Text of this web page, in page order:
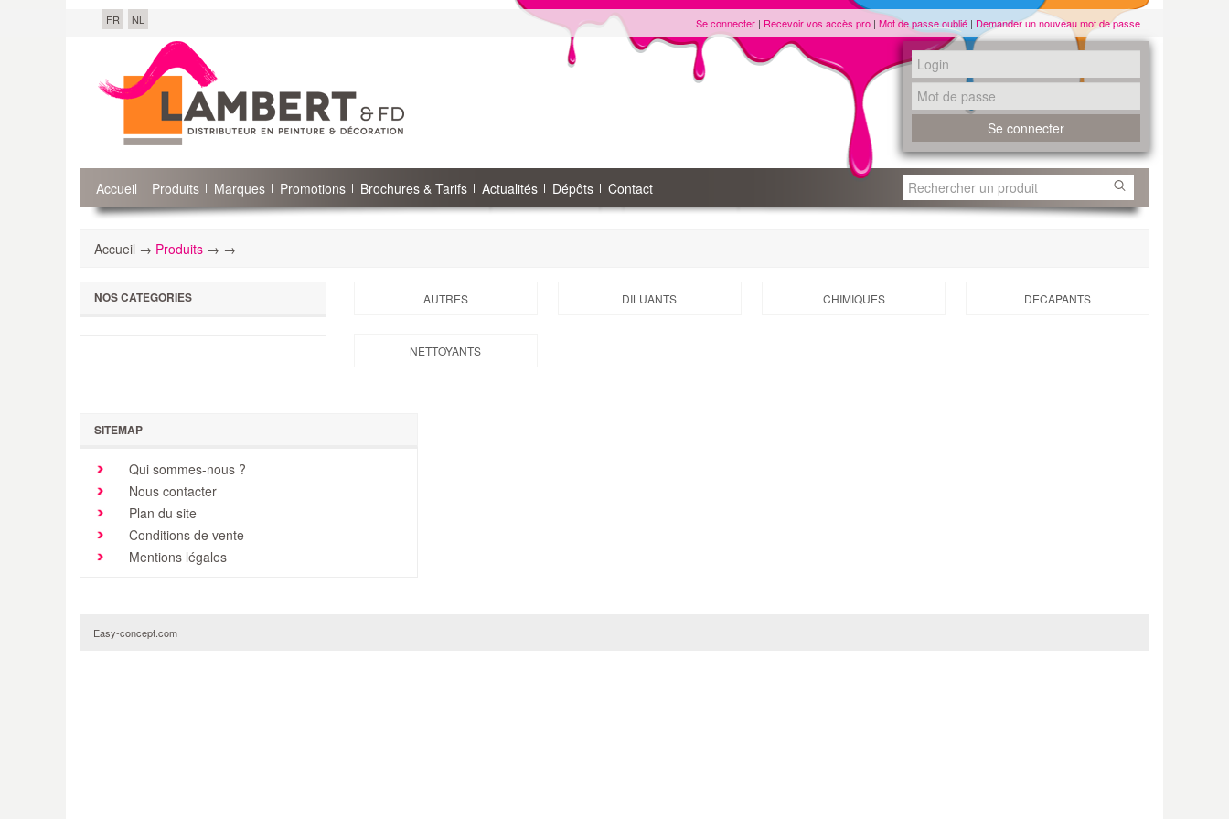
FR NL Se connecter | Recevoir vos accès pro | Mot de passe oublié | Demander un nouveau mot de passe
Accueil Produits Marques Promotions Brochures & Tarifs Actualités Dépôts Contact
Accueil → Produits → →
NOS CATEGORIES AUTRES DILUANTS CHIMIQUES DECAPANTS
NETTOYANTS
SITEMAP
Qui sommes-nous ?
Nous contacter
Plan du site
Conditions de vente
Mentions légales
Easy-concept.com